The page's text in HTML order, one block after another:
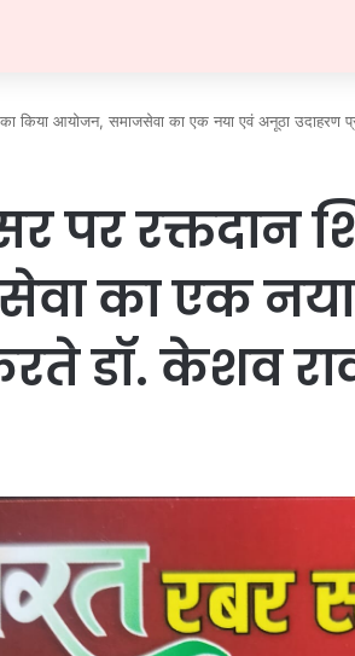
किया आयोजन, समाजसेवा का एक नया एवं अनूठा उदाहरण
रक्तदान
का एक
डॉ. केशव